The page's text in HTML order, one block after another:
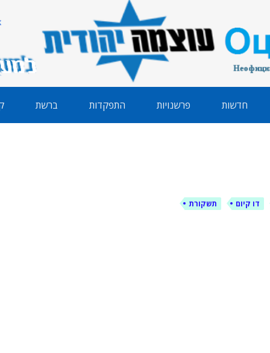
חדשות פרשנויות התפקדות ברשת
דו קיום תשקורת